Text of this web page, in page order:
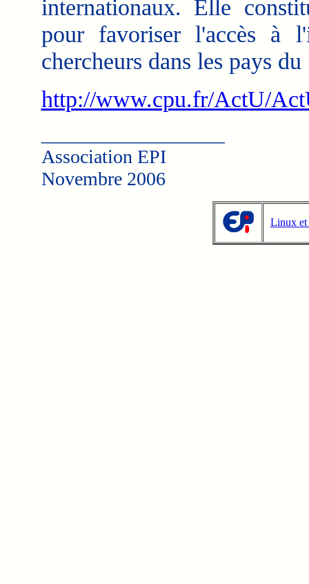
internationaux. Elle
pour favoriser l'accès à
chercheurs dans les pays du
http://www.cpu.fr/ActU/
Association EPI
Novembre 2006
Linux et